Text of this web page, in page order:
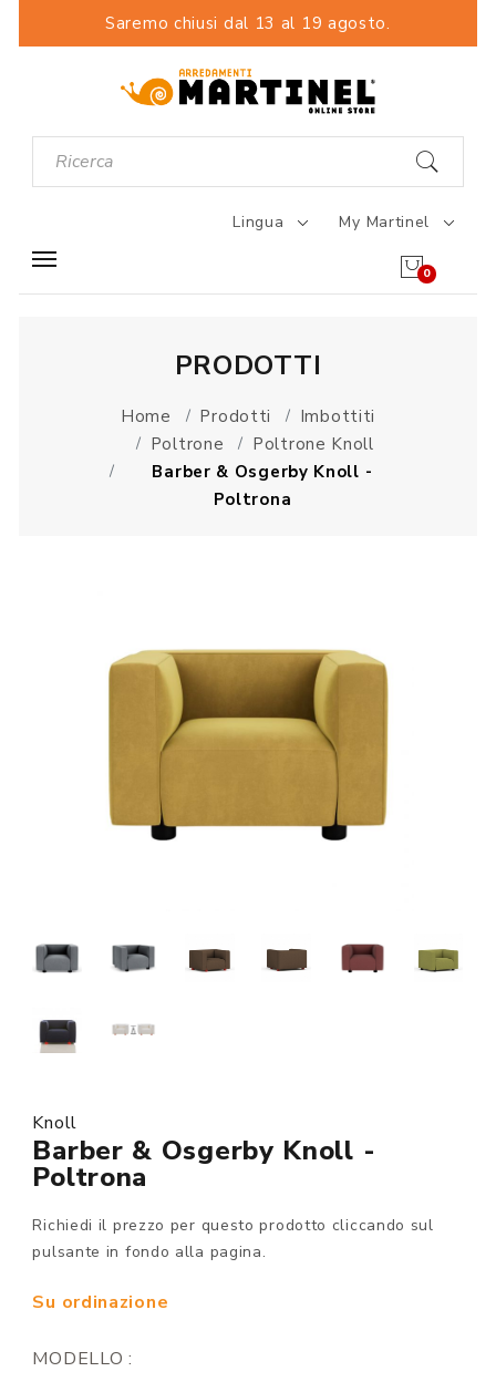
Saremo chiusi dal 13 al 19 agosto.
Lingua My Martinel
0
PRODOTTI
Home Prodotti
Imbottiti
Poltrone
Poltrone Knoll
Barber & Osgerby Knoll -
Poltrona
Knoll
Barber & Osgerby Knoll -
Poltrona
Richiedi il prezzo per questo prodotto cliccando sul
pulsante in fondo alla pagina.
Su ordinazione
MODELLO :